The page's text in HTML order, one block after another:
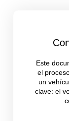
Este
el
un
clave: el